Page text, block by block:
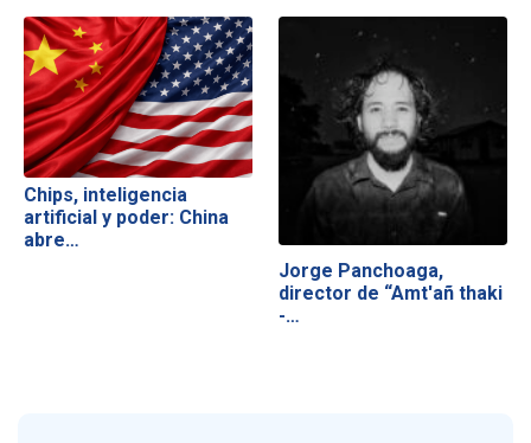
Chips, inteligencia
artificial y poder: China
abre…
Jorge Panchoaga,
director de “Amt'añ thaki
-…